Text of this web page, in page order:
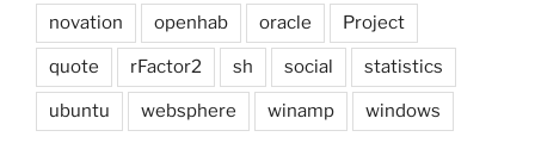
novation openhab oracle Project
quote rFactor2 sh social statistics
ubuntu websphere winamp windows